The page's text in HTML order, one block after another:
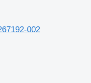
002